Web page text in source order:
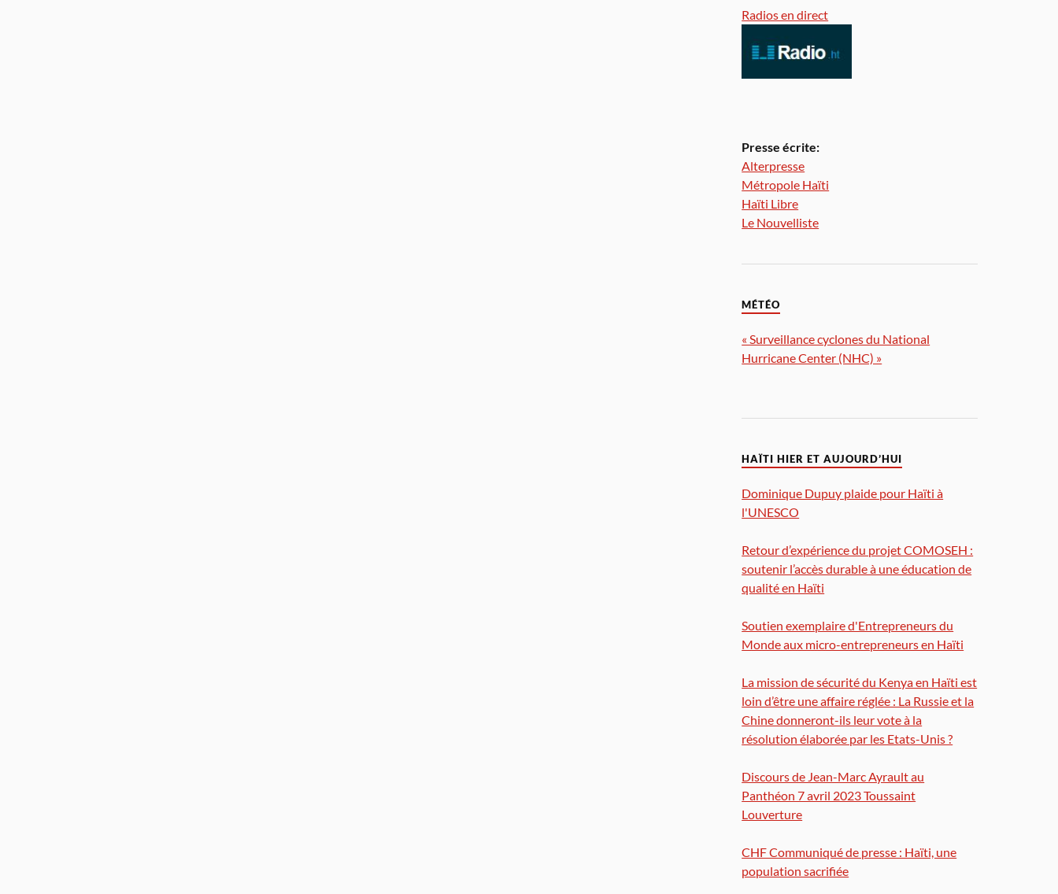
Radios en direct
Presse écrite:
Alterpresse
Métropole Haïti
Haïti Libre
Le Nouvelliste
MÉTÉO
« Surveillance cyclones du National
Hurricane Center (NHC) »
HAÏTI HIER ET AUJOURD’HUI
Dominique Dupuy plaide pour Haïti à
l'UNESCO
Retour d’expérience du projet COMOSEH :
soutenir l’accès durable à une éducation de
qualité en Haïti
Soutien exemplaire d'Entrepreneurs du
Monde aux micro-entrepreneurs en Haïti
La mission de sécurité du Kenya en Haïti est
loin d’être une affaire réglée : La Russie et la
Chine donneront-ils leur vote à la
résolution élaborée par les Etats-Unis ?
Discours de Jean-Marc Ayrault au
Panthéon 7 avril 2023 Toussaint
Louverture
CHF Communiqué de presse : Haïti, une
population sacrifiée